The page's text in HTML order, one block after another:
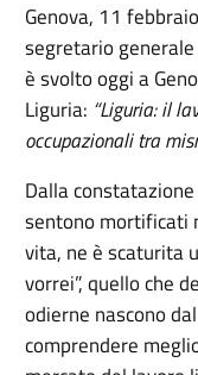
Genova, 11
segretario
è svolto oggi a
Liguria: “Liguria: il
occupazionali tra
Dalla
sentono mortificati
vita, ne è scaturita
vorrei”, quello che
odierne nascono
comprendere